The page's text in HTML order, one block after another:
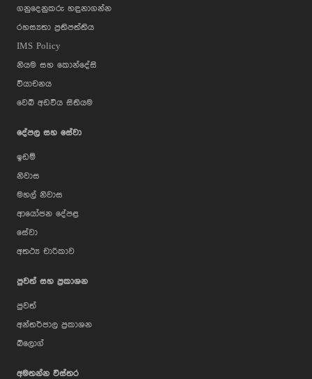
ගනුදෙනුකරු හඳුනාගන්න
රහස්‍යතා ප්‍රතිපත්තිය
IMS Policy
නියම සහ කොන්දේසි
වියාචනය
වෙබ් අඩවිය සිතියම
දේපල සහ සේවා
ඉඩම්
නිවාස
මහල් නිවාස
ආයෝජන දේපළ
සේවා
අතථ්‍ය චාරිකාව
පුවත් සහ ප්‍රකාශන
පුවත්
අන්තර්ජාල ප්‍රකාශන
බ්ලොග්
අමතන්න විස්තර